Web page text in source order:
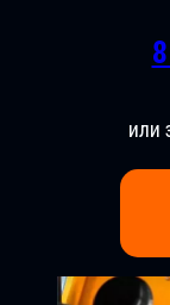
или